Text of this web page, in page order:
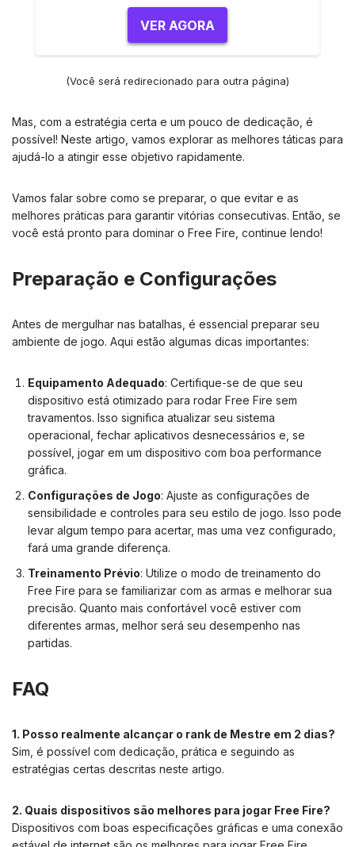
VER AGORA
(Você será redirecionado para outra página)
Mas, com a estratégia certa e um pouco de dedicação, é
possível! Neste artigo, vamos explorar as melhores táticas para
ajudá-lo a atingir esse objetivo rapidamente.
Vamos falar sobre como se preparar, o que evitar e as
melhores práticas para garantir vitórias consecutivas. Então, se
você está pronto para dominar o Free Fire, continue lendo!
Preparação e Configurações
Antes de mergulhar nas batalhas, é essencial preparar seu
ambiente de jogo. Aqui estão algumas dicas importantes:
Equipamento Adequado: Certifique-se de que seu
dispositivo está otimizado para rodar Free Fire sem
travamentos. Isso significa atualizar seu sistema
operacional, fechar aplicativos desnecessários e, se
possível, jogar em um dispositivo com boa performance
gráfica.
Configurações de Jogo: Ajuste as configurações de
sensibilidade e controles para seu estilo de jogo. Isso pode
levar algum tempo para acertar, mas uma vez configurado,
fará uma grande diferença.
Treinamento Prévio: Utilize o modo de treinamento do
Free Fire para se familiarizar com as armas e melhorar sua
precisão. Quanto mais confortável você estiver com
diferentes armas, melhor será seu desempenho nas
partidas.
FAQ
1. Posso realmente alcançar o rank de Mestre em 2 dias?
Sim, é possível com dedicação, prática e seguindo as
estratégias certas descritas neste artigo.
2. Quais dispositivos são melhores para jogar Free Fire?
Dispositivos com boas especificações gráficas e uma conexão